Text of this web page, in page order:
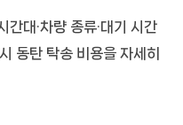
대·차량 종류·대기 시간
동탄 탁송 비용을 자세히